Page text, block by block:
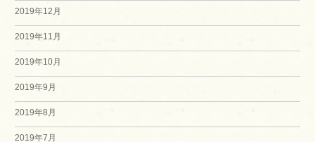
2019年12月
2019年11月
2019年10月
2019年9月
2019年8月
2019年7月